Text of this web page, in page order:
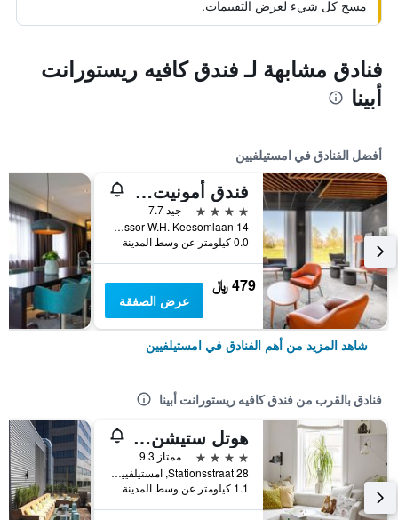
مسح كل شيء لعرض التقييمات.
فنادق مشابهة لـ فندق كافيه ريستورانت
أبينا
أفضل الفنادق في امستيلفيين
فندق أمونيت أمستردام
4 نجوم
جيد 7.7
14 Professor W.H. Keesomlaan, امستيلفيين, مقاطعة شمال هولندا, هولندا
0.0 كيلومتر عن وسط المدينة
479 ﷼
عرض الصفقة
شاهد المزيد من أهم الفنادق في امستيلفيين
فنادق بالقرب من فندق كافيه ريستورانت أبينا
هوتل ستيشن أمستلفين
4 نجوم
ممتاز 9.3
Stationsstraat 28, امستيلفيين, مقاطعة شمال هولندا, هولندا
1.1 كيلومتر عن وسط المدينة